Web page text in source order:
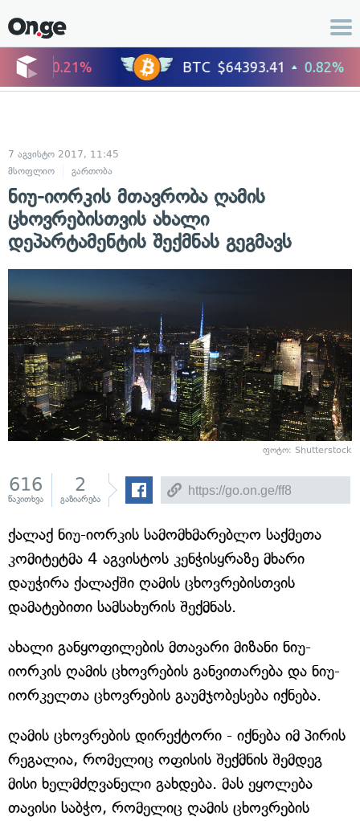
7 აგვისტო 2017, 11:45
მსოფლიო
გართობა
ნიუ-იორკის მთავრობა ღამის
ცხოვრებისთვის ახალი
დეპარტამენტის შექმნას გეგმავს
ფოტო: Shutterstock
616
წაკითხვა
2
გაზიარება
ქალაქ ნიუ-იორკის სამომხმარებლო საქმეთა
კომიტეტმა 4 აგვისტოს კენჭისყრაზე მხარი
დაუჭირა ქალაქში ღამის ცხოვრებისთვის
დამატებითი სამსახურის შექმნას.
ახალი განყოფილების მთავარი მიზანი ნიუ-
იორკის ღამის ცხოვრების განვითარება და ნიუ-
იორკელთა ცხოვრების გაუმჯობესება იქნება.
ღამის ცხოვრების დირექტორი - იქნება იმ პირის
რეგალია, რომელიც ოფისის შექმნის შემდეგ
მისი ხელმძღვანელი გახდება. მას ეყოლება
თავისი საბჭო, რომელიც ღამის ცხოვრების